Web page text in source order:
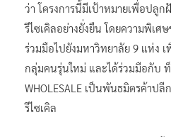
ว่า โครงการนี้มีเป้าหมายเพื่อปลู
รีไซเคิลอย่างยั่งยืน โดยความพิเศ
ร่วมมือไปยังมหาวิทยาลัย 9 แห่ง
กลุ่มคนรุ่นใหม่ และได้ร่วมมือกับ
WHOLESALE เป็นพันธมิตรค้าป
รีไซเคิล